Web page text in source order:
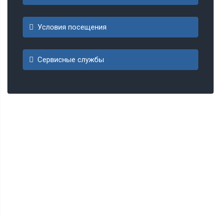
Условия посещения
Сервисные службы